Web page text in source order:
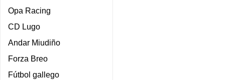
Opa Racing
CD Lugo
Andar Miudiño
Forza Breo
Fútbol gallego